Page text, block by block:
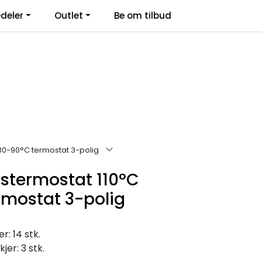
Kontakt Oss Logg inn
Outlet Be om tilbud
90°C termostat 3-polig
110°C
3-polig
14 stk.
3 stk.